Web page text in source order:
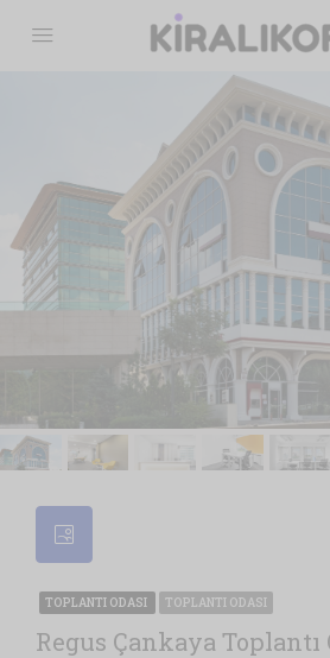
TOPLANTI ODASI TOPLANTI ODASI
Regus Çankaya Toplantı